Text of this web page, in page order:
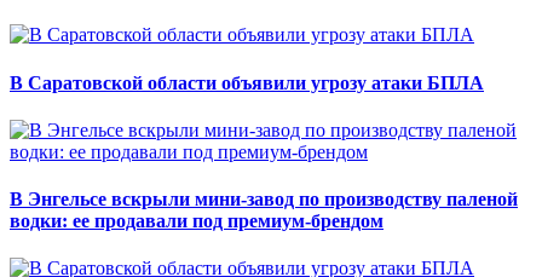
В Саратовской области объявили угрозу атаки БПЛА
В Энгельсе вскрыли мини-завод по производству паленой
водки: ее продавали под премиум-брендом